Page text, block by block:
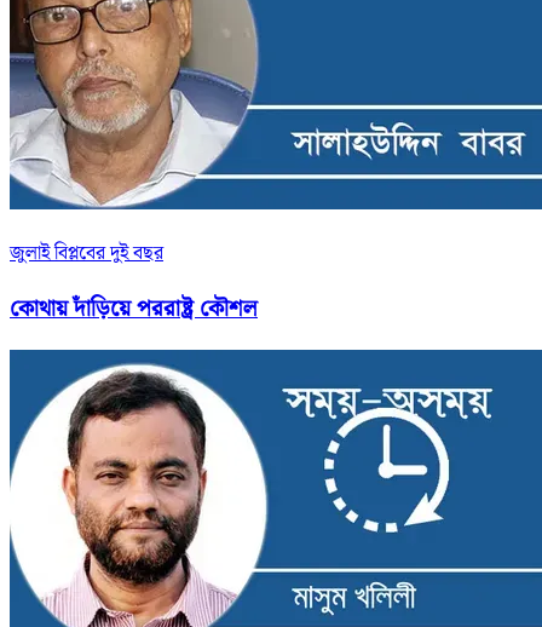
জুলাই বিপ্লবের দুই বছর
কোথায় দাঁড়িয়ে পররাষ্ট্র কৌশল